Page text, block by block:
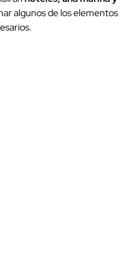
algunos de los elementos